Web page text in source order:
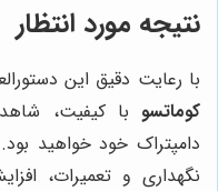
نتیجه مورد انتظار
با رعایت دقیق این
کوماتسو با کیفیت،
دامپتراک خود خواهید
نگهداری و تعمیرات،